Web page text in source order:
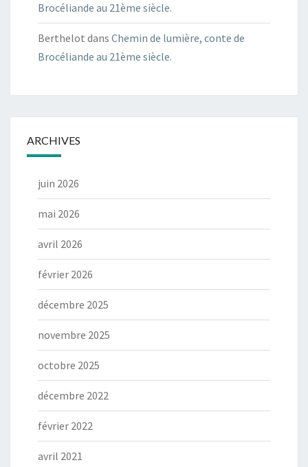
Brocéliande au 21ème siècle.
Berthelot dans Chemin de lumière, conte de
Brocéliande au 21ème siècle.
ARCHIVES
juin 2026
mai 2026
avril 2026
février 2026
décembre 2025
novembre 2025
octobre 2025
décembre 2022
février 2022
avril 2021